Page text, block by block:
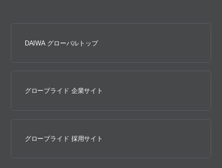
DAIWA グローバルトップ
グローブライド 企業サイト
グローブライド 採用サイト